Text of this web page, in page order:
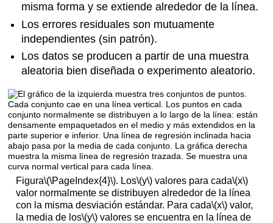
misma forma y se extiende alrededor de la línea.
Los errores residuales son mutuamente
independientes (sin patrón).
Los datos se producen a partir de una muestra
aleatoria bien diseñada o experimento aleatorio.
Figura\(\PageIndex{4}\). Los\(y\)valores para cada\(x\)
valor normalmente se distribuyen alrededor de la línea
con la misma desviación estándar. Para cada\(x\)valor,
la media de los\(y\)valores se encuentra en la línea de